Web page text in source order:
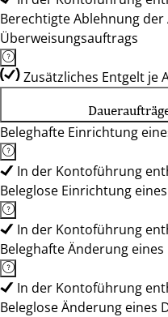
Berechtigte Ablehnung
Überweisungsauftrags
Zusätzliches Entgelt je
Beleghafte Einrichtung
In der Kontoführung
Beleglose Einrichtung
In der Kontoführung
Beleghafte Änderung
In der Kontoführung
Beleglose Änderung eines